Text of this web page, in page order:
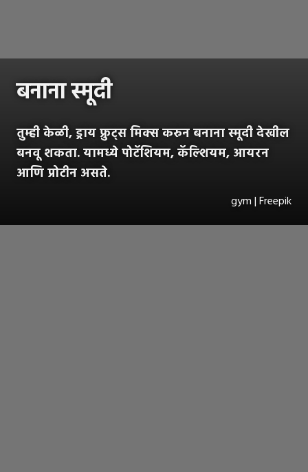
बनाना स्मूदी
तुम्ही केळी, ड्राय फ्रुट्स मिक्स करुन बनाना स्मूदी देखील
बनवू शकता. यामध्ये पोटॅशियम, कॅल्शियम, आयरन
आणि प्रोटीन असते.
gym | Freepik